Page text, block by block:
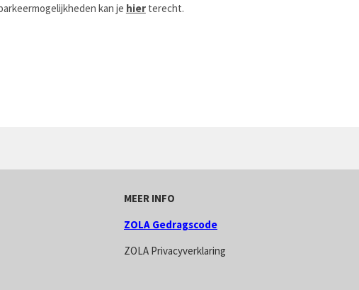
kan je hierterecht.
MEER INFO
ZOLA Gedragscode
ZOLA Privacyverklaring